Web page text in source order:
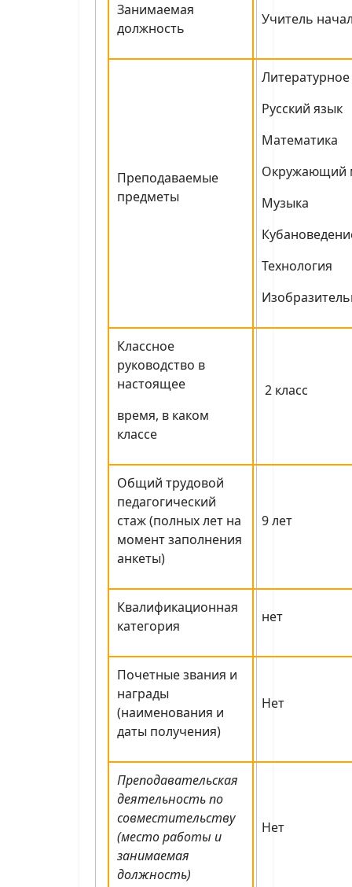
Занимаемая
должность
Учитель
Преподаваемые
предметы
Русский язык
Математика
Окружающий
Музыка
Технология
Классное
руководство в
настоящее
время, в каком
классе
2 класс
Общий трудовой
педагогический
стаж (полных лет на
момент заполнения
анкеты)
9 лет
Квалификационная
категория
нет
Почетные звания и
награды
(наименования и
даты получения)
Нет
Преподавательская
деятельность по
совместительству
(место работы и
занимаемая
должность)
Нет